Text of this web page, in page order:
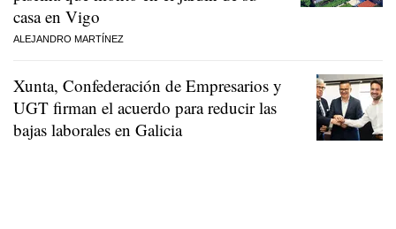
casa en Vigo
ALEJANDRO MARTÍNEZ
Xunta, Confederación de Empresarios y
UGT firman el acuerdo para reducir las
bajas laborales en Galicia